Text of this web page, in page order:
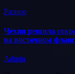
Разное
Чехия решила
на восточном
Admin